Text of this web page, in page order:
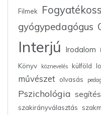
Filmek
gyógypedagógus
Interjú Irodalom
Könyv
köznevelés külföld
művészet olvasás
Pszichológia segítés
szakirányválasztás